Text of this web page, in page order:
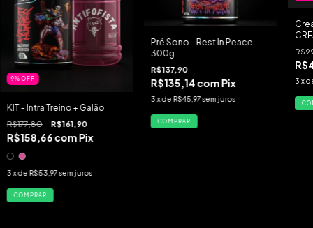
9%OFF
KIT - Intra Treino + Galão
R$177,80 R$161,90
R$158,66comPix
3 x de R$53,97sem juros
COMPRAR
Pré Sono - Rest In Peace
300g
R$137,90
R$135,14comPix
3 x de R$45,97sem juros
COMPRAR
3 x